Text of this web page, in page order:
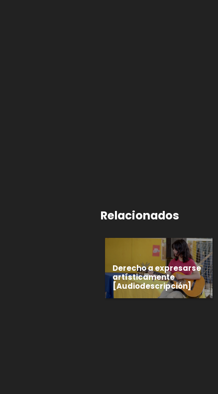
Relacionados
Derecho a expresarse
artísticamente
[Audiodescripción]